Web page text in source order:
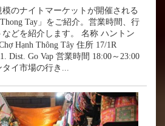
のナイトマーケットが開催される
Tay」をご紹介。営業時間、行
どを紹介します。 名称 ハントン
Hạnh Thông Tây 住所 17/1R
Dist. Go Vap 営業時間 18:00～23:00
イ市場の行き...